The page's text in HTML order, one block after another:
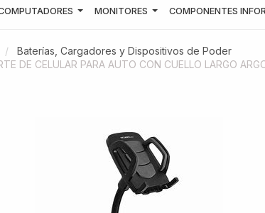
MONITORES COMPONENTES
Baterías, Cargadores y Dispositivos de Poder
DE CELULAR PARA AUTO CON CUELLO LARGO